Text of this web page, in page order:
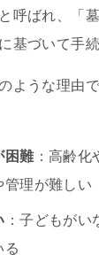
呼ばれ、「
基づいて手
ような理由
困難：高齢化
管理が難しい
：子どもが
る